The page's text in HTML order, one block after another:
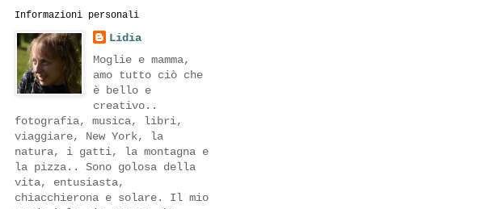
Informazioni personali
Lidia
Moglie e mamma,
amo tutto ciò che
è bello e
creativo..
fotografia, musica, libri,
viaggiare, New York, la
natura, i gatti, la montagna e
la pizza.. Sono golosa della
vita, entusiasta,
chiacchierona e solare. Il mio